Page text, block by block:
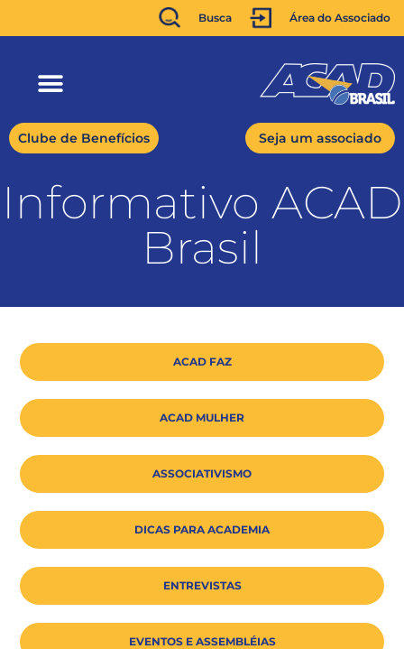
Busca Área do Associado
Clube de Benefícios Seja um associado
Informativo ACAD
Brasil
ACAD FAZ
ACAD MULHER
ASSOCIATIVISMO
DICAS PARA ACADEMIA
ENTREVISTAS
EVENTOS E ASSEMBLÉIAS